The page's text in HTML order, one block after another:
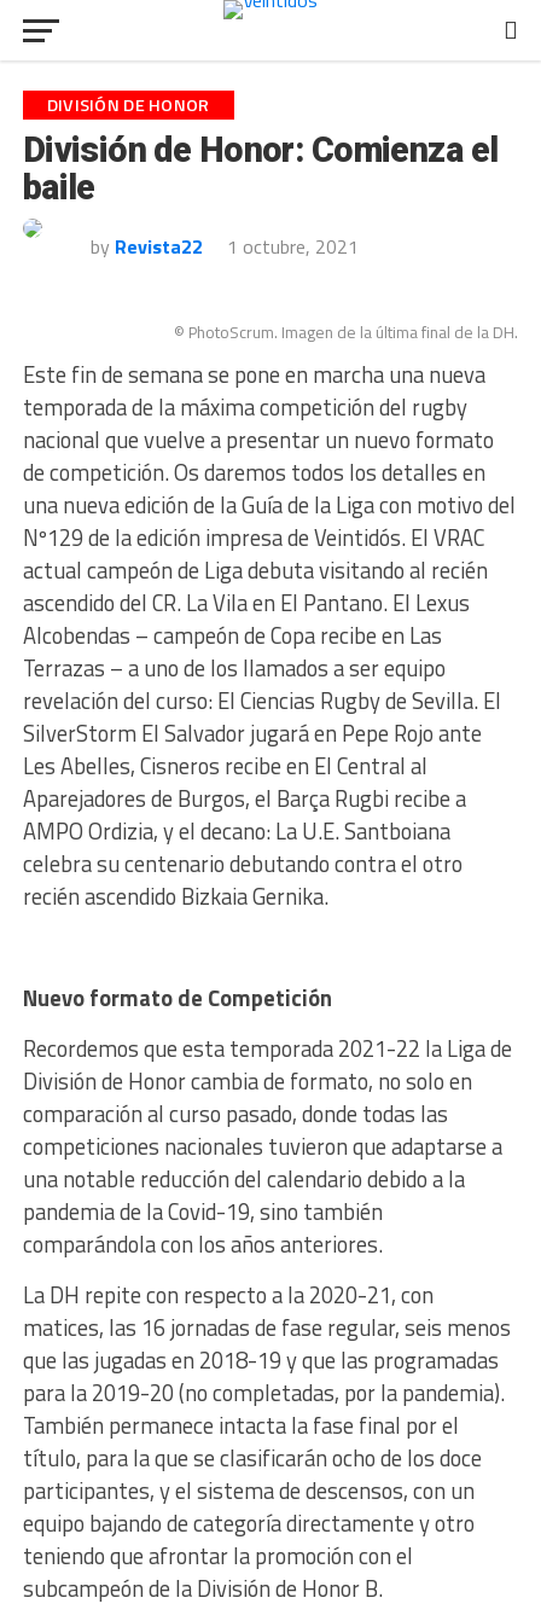
DIVISIÓN DE HONOR
División de Honor: Comienza el
baile
by Revista22 1 octubre, 2021
© PhotoScrum. Imagen de la última final de la DH.
Este fin de semana se pone en marcha una nueva
temporada de la máxima competición del rugby
nacional que vuelve a presentar un nuevo formato
de competición. Os daremos todos los detalles en
una nueva edición de la Guía de la Liga con motivo del
Nº129 de la edición impresa de Veintidós. El VRAC
actual campeón de Liga debuta visitando al recién
ascendido del CR. La Vila en El Pantano. El Lexus
Alcobendas – campeón de Copa recibe en Las
Terrazas – a uno de los llamados a ser equipo
revelación del curso: El Ciencias Rugby de Sevilla. El
SilverStorm El Salvador jugará en Pepe Rojo ante
Les Abelles, Cisneros recibe en El Central al
Aparejadores de Burgos, el Barça Rugbi recibe a
AMPO Ordizia, y el decano: La U.E. Santboiana
celebra su centenario debutando contra el otro
recién ascendido Bizkaia Gernika.
Nuevo formato de Competición
Recordemos que esta temporada 2021-22 la Liga de
División de Honor cambia de formato, no solo en
comparación al curso pasado, donde todas las
competiciones nacionales tuvieron que adaptarse a
una notable reducción del calendario debido a la
pandemia de la Covid-19, sino también
comparándola con los años anteriores.
La DH repite con respecto a la 2020-21, con
matices, las 16 jornadas de fase regular, seis menos
que las jugadas en 2018-19 y que las programadas
para la 2019-20 (no completadas, por la pandemia).
También permanece intacta la fase final por el
título, para la que se clasificarán ocho de los doce
participantes, y el sistema de descensos, con un
equipo bajando de categoría directamente y otro
teniendo que afrontar la promoción con el
subcampeón de la División de Honor B.